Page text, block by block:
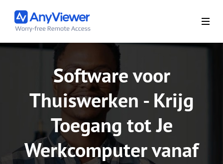
Software voor
Thuiswerken - Krijg
Toegang tot Je
Werkcomputer vanaf